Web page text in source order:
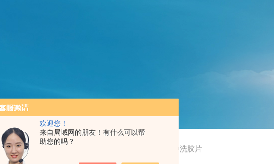
欢迎您！
来自局域网的朋友！有什么可以帮
助您的吗？
产品中心/ / RTQA2免冲洗胶片